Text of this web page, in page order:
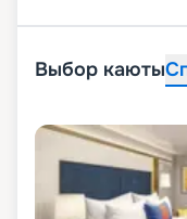
Выбор каюты